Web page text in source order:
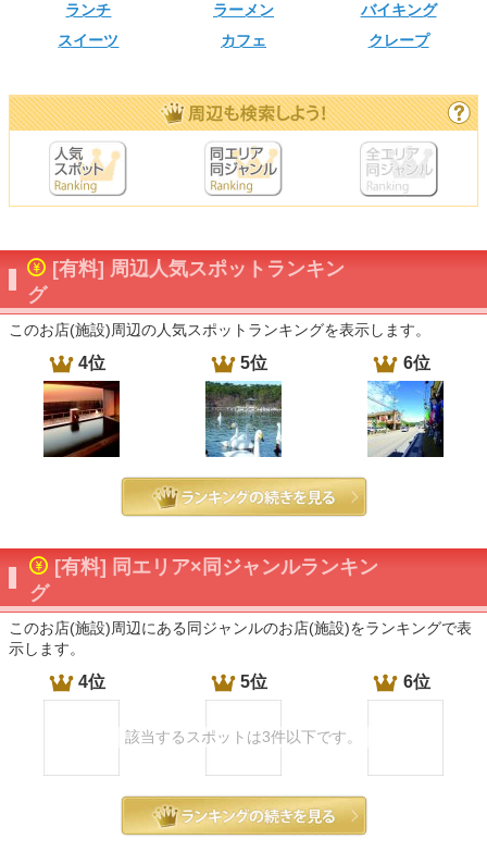
ランチ ラーメン
バイキング
スイーツ
カフェ クレープ
[有料] 周辺人気スポットランキン
グ
このお店(施設)周辺の人気スポットランキングを表示します。
4位 5位 6位
[有料] 同エリア×同ジャンルランキン
グ
このお店(施設)周辺にある同ジャンルのお店(施設)をランキングで表
示します。
4位 5位 6位
該当するスポットは3件以下です。